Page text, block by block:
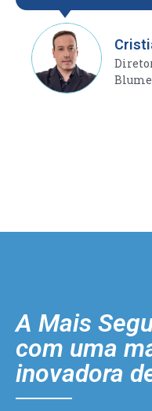
A Mais
com uma
inovadora